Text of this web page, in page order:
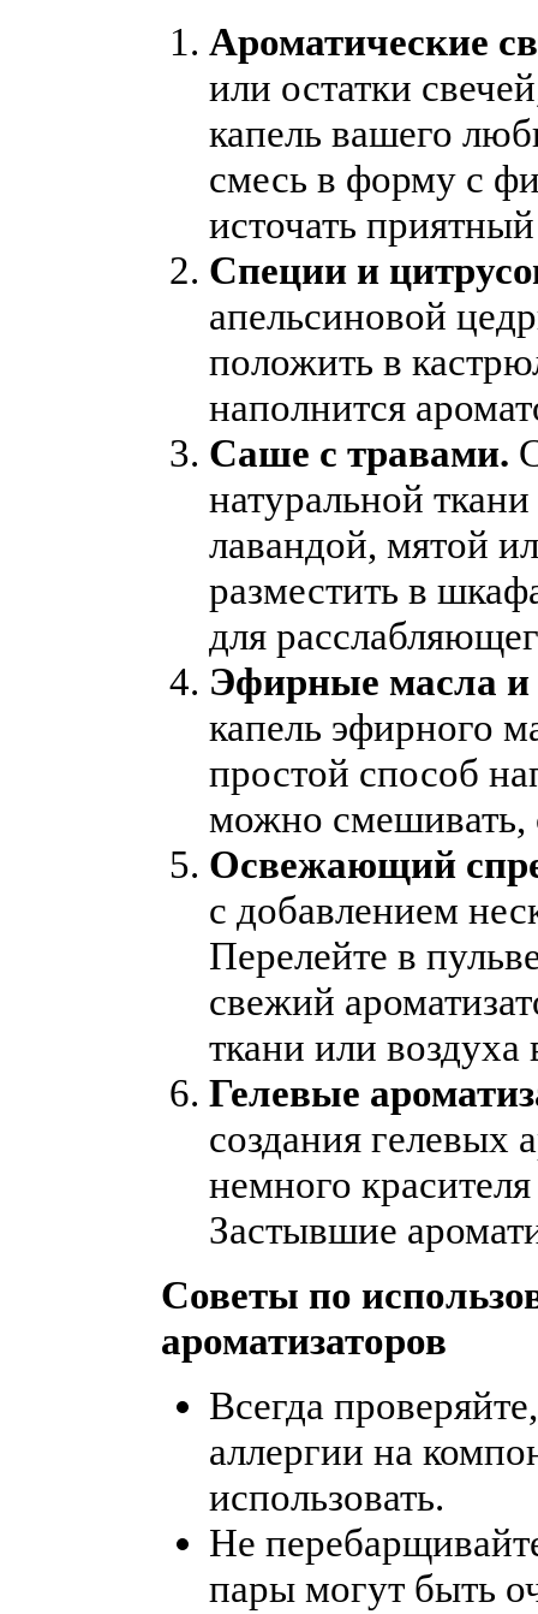
Ароматические
или остатки
капель вашего
смесь в форму с
источать
Специи и
апельсиновой
положить в
наполнится
Саше с травами.
натуральной
лавандой, мятой
разместить в
для
Эфирные масла
капель эфирного
простой способ
можно смешивать,
Освежающий
с добавлением
Перелейте в
свежий
ткани или воздуха
Гелевые
создания гелевых
немного
Застывшие
Советы по
ароматизаторов
Всегда
аллергии на
использовать.
Не
пары могут быть